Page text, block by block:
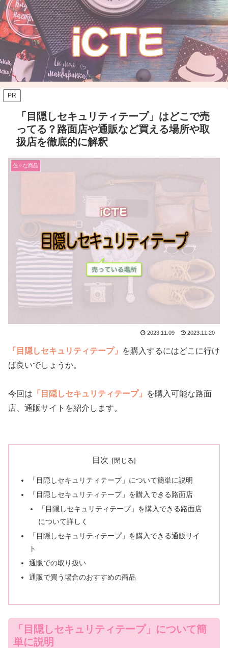
PR
「目隠しセキュリティテープ」はどこで売
ってる？路面店や通販など買える場所や取
扱店を徹底的に解釈
色々な商品
2023.11.09 2023.11.20
「目隠しセキュリティテープ」
を購入するにはどこに行け
ば良いでしょうか。
今回は 「目隠しセキュリティテープ」
を購入可能な路面
店、通販サイトを紹介します。
目次
「目隠しセキュリティテープ」について簡単に説明
「目隠しセキュリティテープ」を購入できる路面店
「目隠しセキュリティテープ」を購入できる路面店
について詳しく
「目隠しセキュリティテープ」を購入できる通販サイ
ト
通販での取り扱い
通販で買う場合のおすすめの商品
「目隠しセキュリティテープ」について簡
単に説明